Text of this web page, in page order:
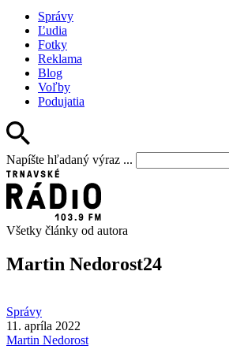
Správy
Ľudia
Fotky
Reklama
Blog
Voľby
Podujatia
Napíšte hľadaný výraz ...
Všetky články od autora
Martin Nedorost24
Správy
11. apríla 2022
Martin Nedorost